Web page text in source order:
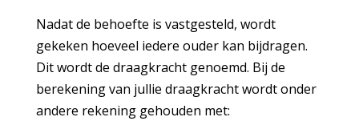
Nadat de behoefte is vastgesteld, wordt
gekeken hoeveel iedere ouder kan bijdragen.
Dit wordt de draagkracht genoemd. Bij de
berekening van jullie draagkracht wordt onder
andere rekening gehouden met: